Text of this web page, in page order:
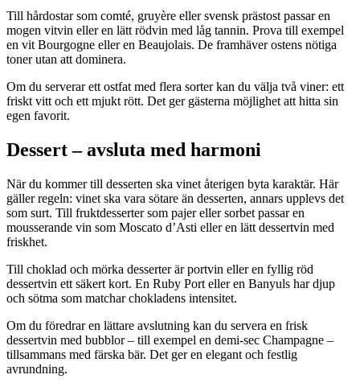
Till hårdostar som comté, gruyère eller svensk prästost passar en
mogen vitvin eller en lätt rödvin med låg tannin. Prova till exempel
en vit Bourgogne eller en Beaujolais. De framhäver ostens nötiga
toner utan att dominera.
Om du serverar ett ostfat med flera sorter kan du välja två viner: ett
friskt vitt och ett mjukt rött. Det ger gästerna möjlighet att hitta sin
egen favorit.
Dessert – avsluta med harmoni
När du kommer till desserten ska vinet återigen byta karaktär. Här
gäller regeln: vinet ska vara sötare än desserten, annars upplevs det
som surt. Till fruktdesserter som pajer eller sorbet passar en
mousserande vin som Moscato d’Asti eller en lätt dessertvin med
friskhet.
Till choklad och mörka desserter är portvin eller en fyllig röd
dessertvin ett säkert kort. En Ruby Port eller en Banyuls har djup
och sötma som matchar chokladens intensitet.
Om du föredrar en lättare avslutning kan du servera en frisk
dessertvin med bubblor – till exempel en demi-sec Champagne –
tillsammans med färska bär. Det ger en elegant och festlig
avrundning.